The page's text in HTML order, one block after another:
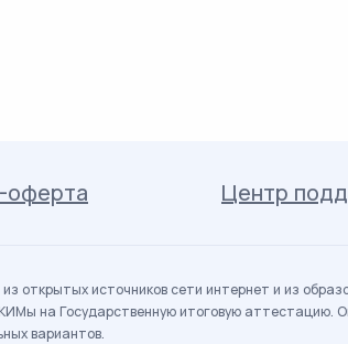
оферта Центр
открытых источников сети интернет и из
на Государственную итоговую аттестацию.
вариантов.